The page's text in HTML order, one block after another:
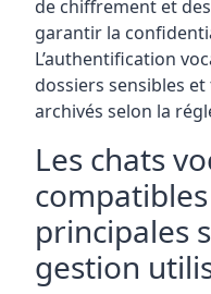
de chiffrement et
garantir la
L’authentification
dossiers sensibles
archivés selon la
Les chats
principales
gestion